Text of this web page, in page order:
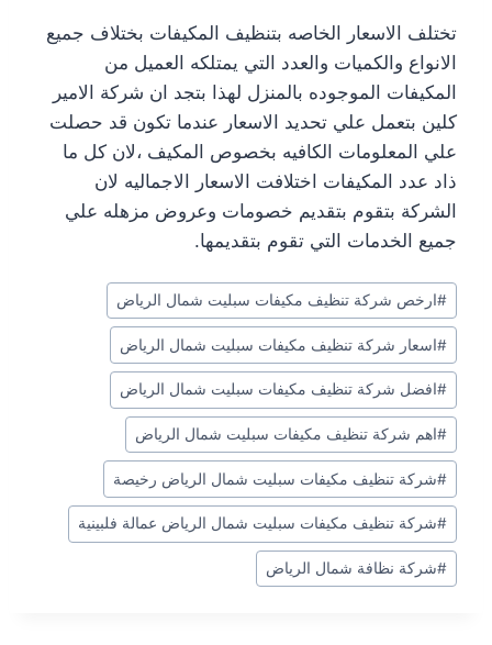
تختلف الاسعار الخاصه بتنظيف المكيفات بختلاف جميع
الانواع والكميات والعدد التي يمتلكه العميل من
المكيفات الموجوده بالمنزل لهذا بتجد ان شركة الامير
كلين بتعمل علي تحديد الاسعار عندما تكون قد حصلت
علي المعلومات الكافيه بخصوص المكيف ،لان كل ما
ذاد عدد المكيفات اختلافت الاسعار الاجماليه لان
الشركة بتقوم بتقديم خصومات وعروض مزهله علي
جميع الخدمات التي تقوم بتقديمها.
وسوم
المقال:
#ارخص شركة تنظيف مكيفات سبليت شمال الرياض
#اسعار شركة تنظيف مكيفات سبليت شمال الرياض
#افضل شركة تنظيف مكيفات سبليت شمال الرياض
#اهم شركة تنظيف مكيفات سبليت شمال الرياض
#شركة تنظيف مكيفات سبليت شمال الرياض رخيصة
#شركة تنظيف مكيفات سبليت شمال الرياض عمالة فلبينية
#شركة نظافة شمال الرياض